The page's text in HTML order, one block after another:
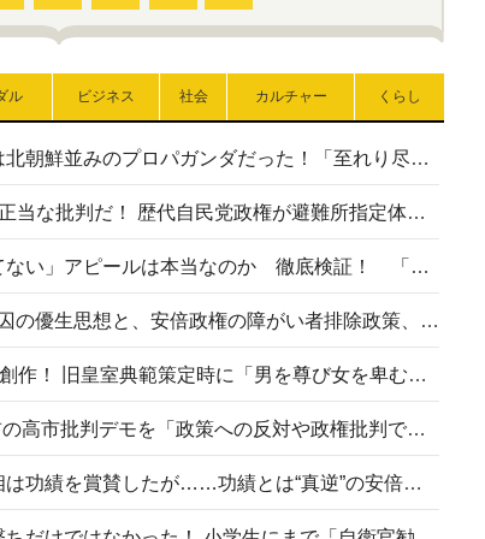
ル ビジネス 社会 カルチャー くらし
高市首相の熊本地震避難所視察は北朝鮮並みのプロパガンダだった！「至れり尽くせり」の選ばれた避難所の一方で実態は…
〈#ミサイルよりクーラーを〉は正当な批判だ！ 歴代自民党政権が避難所指定体育館へのエアコン設置を遅らせてきた客観的事実
高市首相の「休んでない」「寝てない」アピールは本当なのか 徹底検証！ 「資料読み込み」「アイロンがけ」も矛盾だらけ…
相模原事件から10年──植松死刑囚の優生思想と、安倍政権の障がい者排除政策、右派勢力の差別主義との関係を改めて問う
“男系男子の皇位継承”は明治期の創作！ 旧皇室典範策定時に「男を尊び女を卑むの慣習、人民の脳髄」とトンデモ論で女性天皇を否定
山里亮太が『DayDay.』で国会前の高市批判デモを「政策への反対や政権批判でない」と捻じ曲げ解説 デモ参加者から批判殺到
安倍晋三元首相の命日で高市首相は功績を賞賛したが……功績とは“真逆”の安倍元首相のトンデモ発言を振り返る